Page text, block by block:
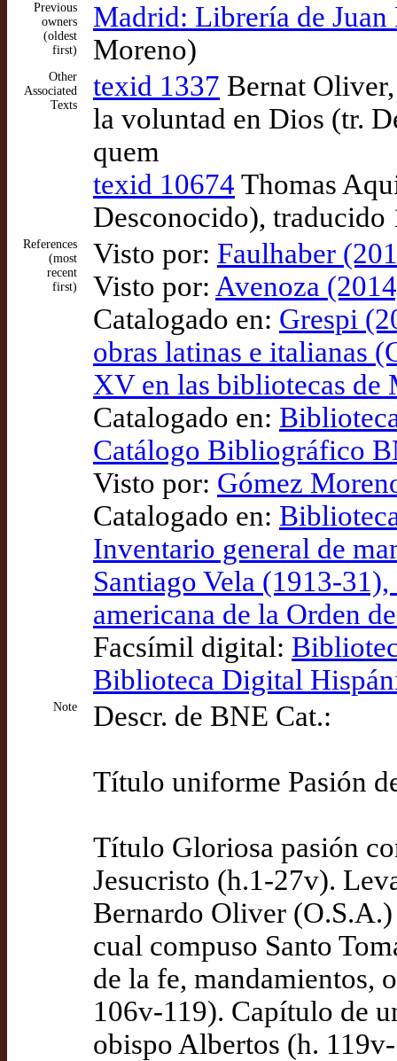
Previous
owners
(oldest
first)
Madrid: Librería de Juan
Moreno)
Other
Associated
Texts
texid 1337 Bernat
la voluntad en Dios (tr.
quem
texid 10674 Thomas
Desconocido), traducido
References
(most
recent
first)
Visto por: Faulhaber
Visto por: Avenoza
Catalogado en: Grespi
obras latinas e italianas
XV en las bibliotecas
Catalogado en:
Catálogo Bibliográfico
Visto por: Gómez
Catalogado en:
Inventario general de
Santiago Vela (1913-
americana de la Orden
Facsímil digital:
Biblioteca Digital
Note Descr. de BNE Cat.:
Título uniforme Pasión
Título Gloriosa pasión
Jesucristo (h.1-27v).
Bernardo Oliver
cual compuso Santo
de la fe, mandamientos,
106v-119). Capítulo de
obispo Albertos (h.